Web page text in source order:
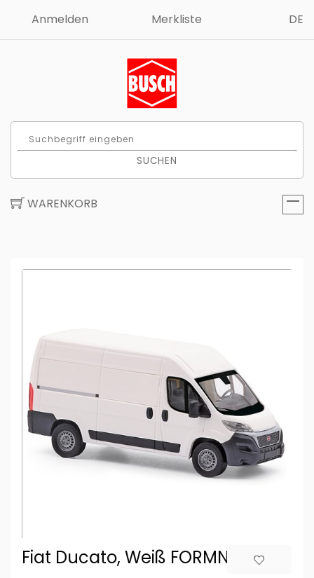
Anmelden Merkliste DE
SUCHEN
WARENKORB
Fiat Ducato, Weiß FORMNEUHEIT